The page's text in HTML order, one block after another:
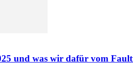
und was wir dafür vom